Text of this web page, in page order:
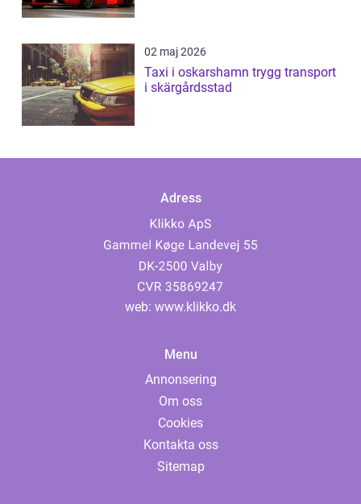
02 maj 2026
Taxi i oskarshamn trygg transport
i skärgårdsstad
Adress
web: www.klikko.dk
Menu
Annonsering
Om oss
Cookies
Kontakta oss
Sitemap